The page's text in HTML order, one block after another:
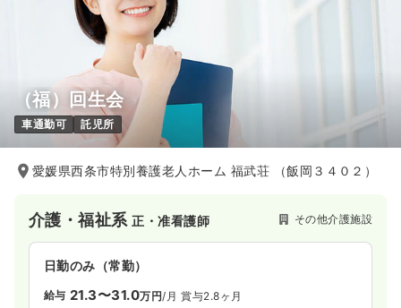
（福）回生会
車通勤可 託児所
愛媛県西条市特別養護老人ホーム 福武荘 （飯岡３４０２）
介護・福祉系正・准看護師 その他介護施設
日勤のみ（常勤）
給与 21.3〜31.0万円/月 賞与2.8ヶ月